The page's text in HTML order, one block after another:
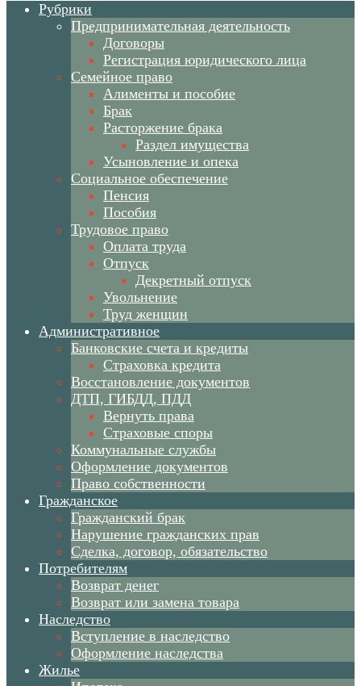
Рубрики
Предпринимательная деятельность
Договоры
Регистрация юридического лица
Семейное право
Алименты и пособие
Брак
Расторжение брака
Раздел имущества
Усыновление и опека
Социальное обеспечение
Пенсия
Пособия
Трудовое право
Оплата труда
Отпуск
Декретный отпуск
Увольнение
Труд женщин
Административное
Банковские счета и кредиты
Страховка кредита
Восстановление документов
ДТП, ГИБДД, ПДД
Вернуть права
Страховые споры
Коммунальные службы
Оформление документов
Право собственности
Гражданское
Гражданский брак
Нарушение гражданских прав
Сделка, договор, обязательство
Потребителям
Возврат денег
Возврат или замена товара
Наследство
Вступление в наследство
Оформление наследства
Жилье